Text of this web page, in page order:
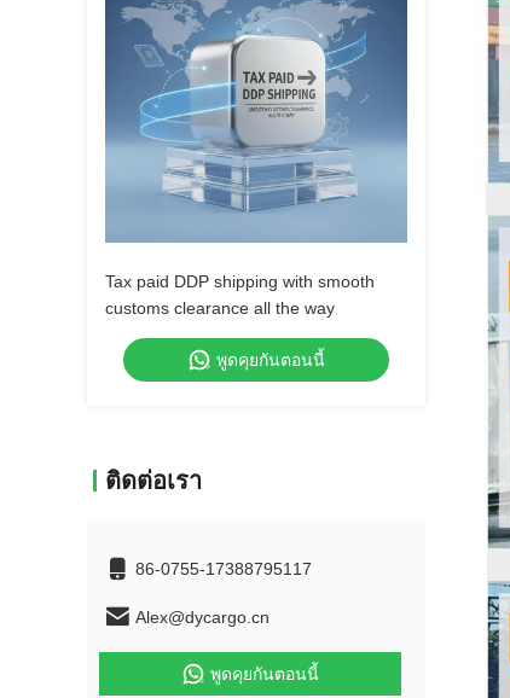
Tax paid DDP shipping with smooth
customs clearance all the way
พูดคุยกันตอนนี้
ติดต่อเรา
86-0755-17388795117
Alex@dycargo.cn
พูดคุยกันตอนนี้